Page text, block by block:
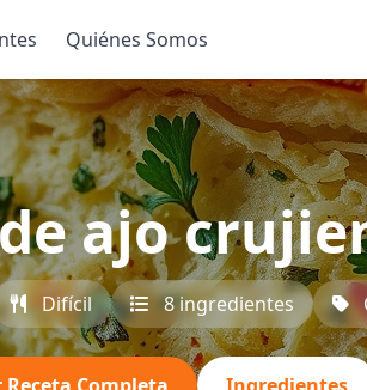
Quiénes Somos
ajo
Difícil 8 ingredientes